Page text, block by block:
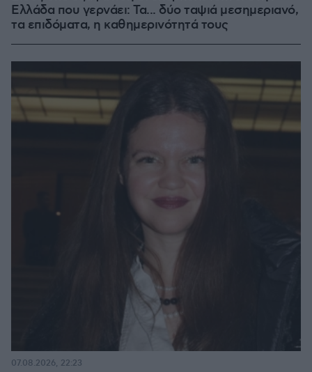
Ελλάδα που γερνάει: Τα... δύο ταψιά μεσημεριανό,
τα επιδόματα, η καθημερινότητά τους
07.08.2026, 22:23